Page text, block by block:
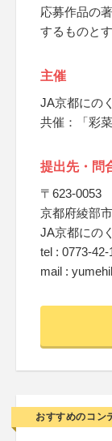
応募作品の
するものと
主催
JA京都にの
共催：「彩
提出先・問
〒623-0053
京都府綾部
JA京都にの
tel : 0773-
mail :
おすすめのコン